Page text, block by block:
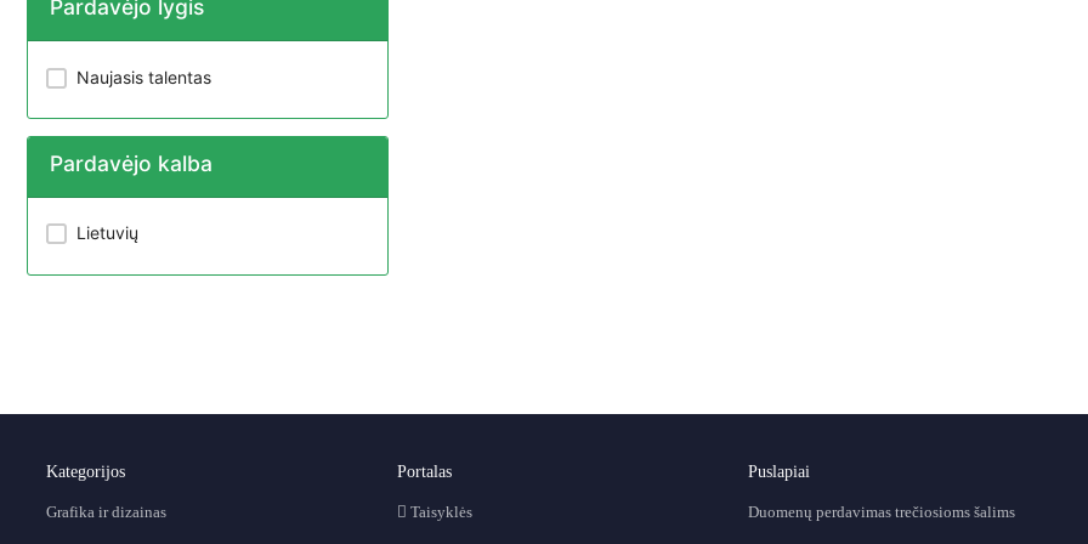
Pardavėjo lygis
Naujasis talentas
Pardavėjo kalba
Lietuvių
Kategorijos
Grafika ir dizainas
Portalas
Taisyklės
Puslapiai
Duomenų perdavimas trečiosioms šalims